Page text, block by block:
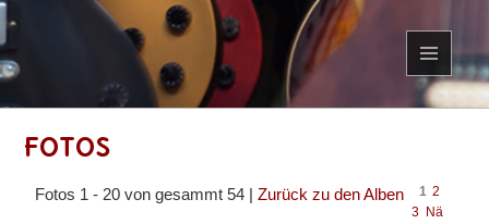
MENÜ
UND
WIDGETS
Fotos
Fotos 1 - 20 von gesammt 54 |Zurück zu den Alben 1 2
3 Nä